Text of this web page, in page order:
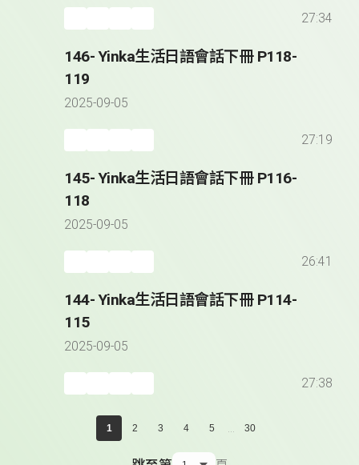
27:34
146- Yinka生活日語會話下冊 P118-
119
2025-09-05
27:19
145- Yinka生活日語會話下冊 P116-
118
2025-09-05
26:41
144- Yinka生活日語會話下冊 P114-
115
2025-09-05
27:38
1 2 3 4 5 ... 30